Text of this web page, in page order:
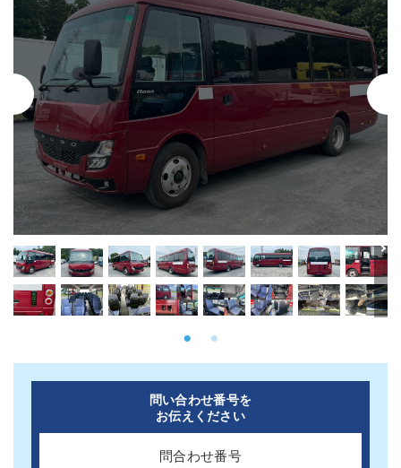
問い合わせ番号を
お伝えください
問合わせ番号